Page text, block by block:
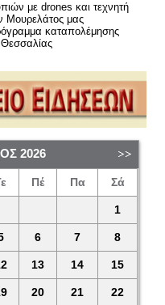
με drones και τεχνητή
Μουρελάτος μας
καταπολέμησης
Θεσσαλίας
2026
Πέ Πα Σά
1
6 7 8
13 14 15
20 21 22